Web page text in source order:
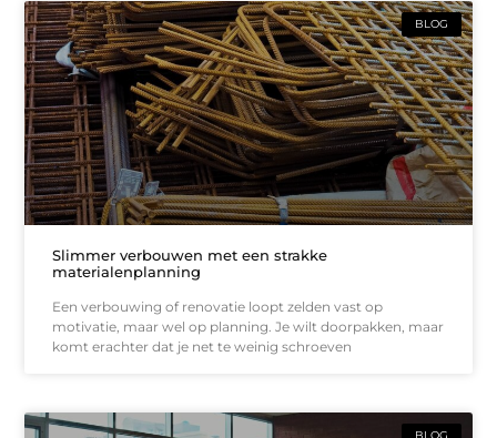
BLOG
Slimmer verbouwen met een strakke
materialenplanning
Een verbouwing of renovatie loopt zelden vast op
motivatie, maar wel op planning. Je wilt doorpakken, maar
komt erachter dat je net te weinig schroeven
BLOG